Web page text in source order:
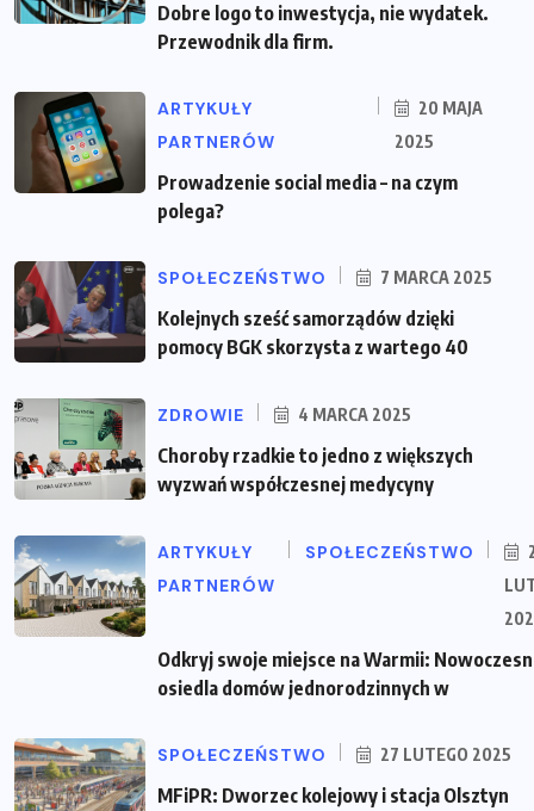
Dobre logo to inwestycja, nie wydatek.
Przewodnik dla firm.
ARTYKUŁY
PARTNERÓW
20 MAJA
2025
Prowadzenie social media – na czym
polega?
SPOŁECZEŃSTWO 7 MARCA 2025
Kolejnych sześć samorządów dzięki
pomocy BGK skorzysta z wartego 40
ZDROWIE 4 MARCA 2025
Choroby rzadkie to jedno z większych
wyzwań współczesnej medycyny
ARTYKUŁY
PARTNERÓW
SPOŁECZEŃSTWO
Odkryj swoje miejsce na Warmii:
osiedla domów jednorodzinnych w
SPOŁECZEŃSTWO 27 LUTEGO 2025
MFiPR: Dworzec kolejowy i stacja Olsztyn